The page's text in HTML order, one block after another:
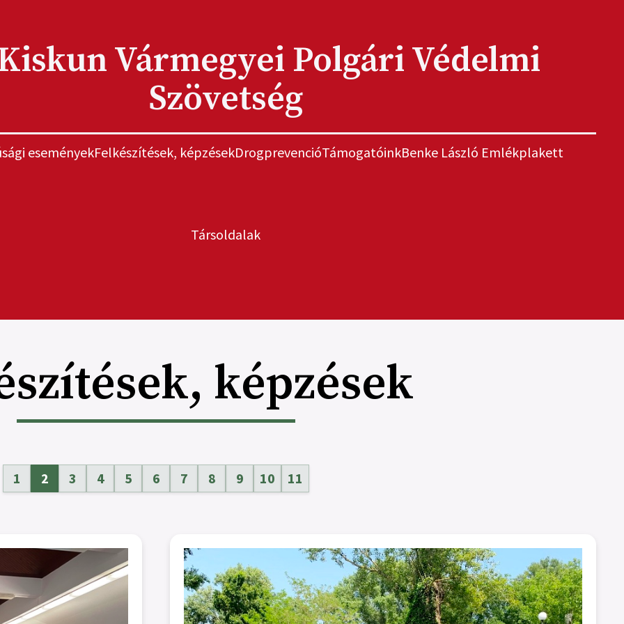
Vármegyei Polgári Védelmi
Szövetség
eseményekFelkészítések, képzésekDrogprevencióTámogatóinkBenke László Emlékplakett
Társoldalak
képzések
1 2 3 4 5 6 7 8 9 10 11